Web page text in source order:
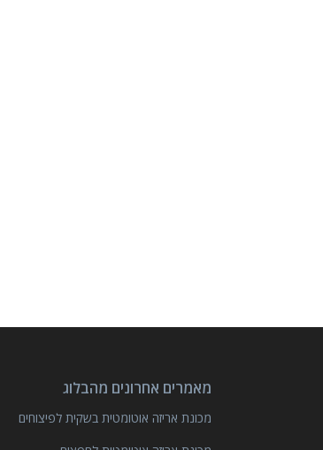
מאמרים אחרונים מהבלוג
מכונת אריזה אוטומטית בשקית לפיצוחים